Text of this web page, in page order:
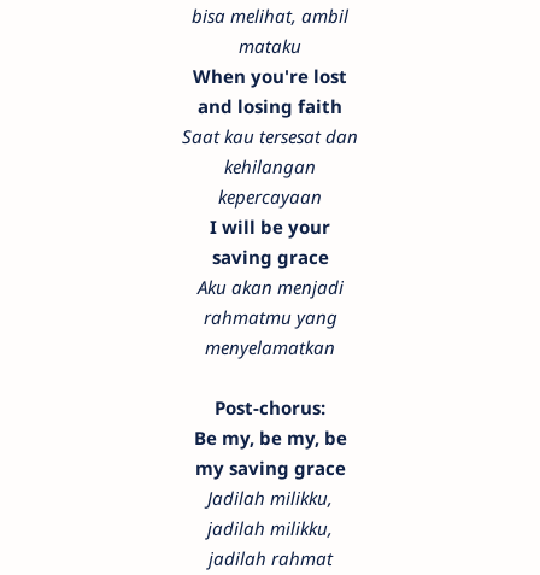
bisa melihat, ambil
mataku
When you're lost
and losing faith
Saat kau tersesat dan
kehilangan
kepercayaan
I will be your
saving grace
Aku akan menjadi
rahmatmu yang
menyelamatkan
Post-chorus:
Be my, be my, be
my saving grace
Jadilah milikku,
jadilah milikku,
jadilah rahmat